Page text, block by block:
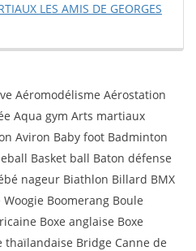
LES AMIS DE GEORGES
Aéromodélisme Aérostation
Aqua gym Arts martiaux
Aviron Baby foot Badminton
Basket ball Baton défense
nageur Biathlon Billard BMX
Boomerang Boule
Boxe anglaise Boxe
thaïlandaise Bridge Canne de